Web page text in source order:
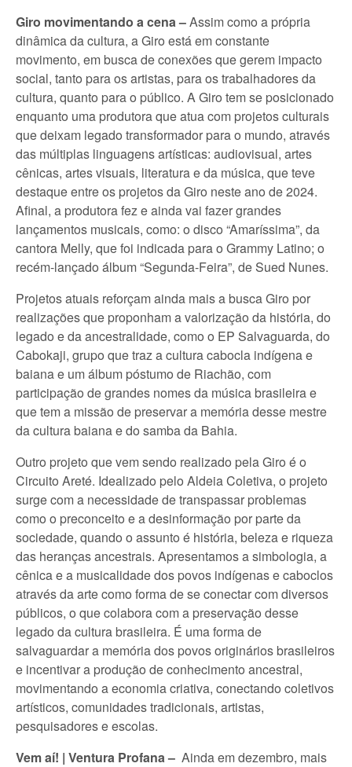
Giro movimentando a cena –Assim como a própria
dinâmica da cultura, a Giro está em constante
movimento, em busca de conexões que gerem impacto
social, tanto para os artistas, para os trabalhadores da
cultura, quanto para o público. A Giro tem se posicionado
enquanto uma produtora que atua com projetos culturais
que deixam legado transformador para o mundo, através
das múltiplas linguagens artísticas: audiovisual, artes
cênicas, artes visuais, literatura e da música, que teve
destaque entre os projetos da Giro neste ano de 2024.
Afinal, a produtora fez e ainda vai fazer grandes
lançamentos musicais, como: o disco “Amaríssima”, da
cantora Melly, que foi indicada para o Grammy Latino; o
recém-lançado álbum “Segunda-Feira”, de Sued Nunes.
Projetos atuais reforçam ainda mais a busca Giro por
realizações que proponham a valorização da história, do
legado e da ancestralidade, como o EP Salvaguarda, do
Cabokaji, grupo que traz a cultura cabocla indígena e
baiana e um álbum póstumo de Riachão, com
participação de grandes nomes da música brasileira e
que tem a missão de preservar a memória desse mestre
da cultura baiana e do samba da Bahia.
Outro projeto que vem sendo realizado pela Giro é o
Circuito Areté. Idealizado pelo Aldeia Coletiva, o projeto
surge com a necessidade de transpassar problemas
como o preconceito e a desinformação por parte da
sociedade, quando o assunto é história, beleza e riqueza
das heranças ancestrais. Apresentamos a simbologia, a
cênica e a musicalidade dos povos indígenas e caboclos
através da arte como forma de se conectar com diversos
públicos, o que colabora com a preservação desse
legado da cultura brasileira. É uma forma de
salvaguardar a memória dos povos originários brasileiros
e incentivar a produção de conhecimento ancestral,
movimentando a economia criativa, conectando coletivos
artísticos, comunidades tradicionais, artistas,
pesquisadores e escolas.
Vem aí! | Ventura Profana – Ainda em dezembro, mais